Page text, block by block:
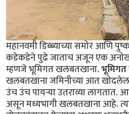
महानवमी डिब्ब्याच्या समोर आणि
कडेकडेने पुढे जाताच अजून एक
म्हणजे भूमिगत खलबतखाना.
खलबतखाना जमिनीच्या आत
उंच उंच पायर्‍या उतराव्या
असून मध्यभागी खलबतखाना आहे.